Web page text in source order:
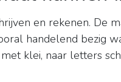
en rekenen. De
handelend bezig
klei, naar letters